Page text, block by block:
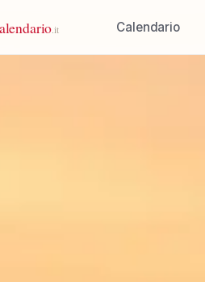
.it Calendario